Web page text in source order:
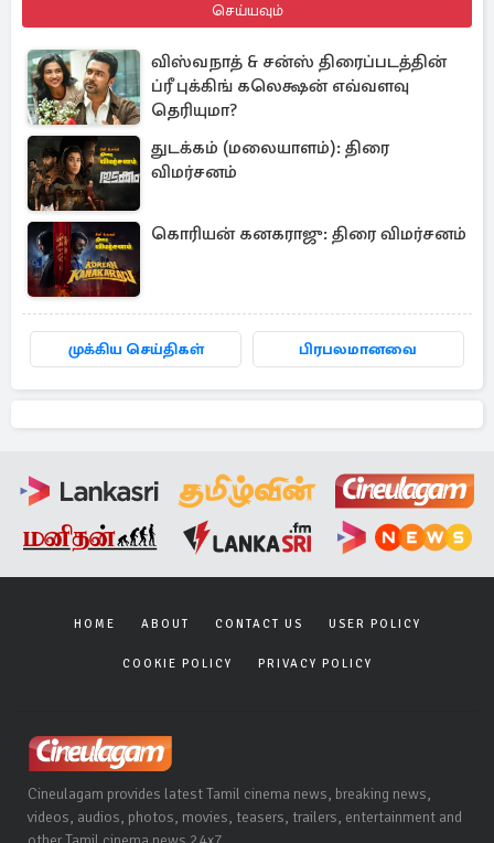
செய்யவும்
விஸ்வநாத் & சன்ஸ் திரைப்படத்தின்
ப்ரீ புக்கிங் கலெக்ஷன் எவ்வளவு
தெரியுமா?
துடக்கம் (மலையாளம்): திரை
விமர்சனம்
கொரியன் கனகராஜு: திரை விமர்சனம்
முக்கிய செய்திகள் பிரபலமானவை
HOME ABOUT CONTACT US USER POLICY
COOKIE POLICY PRIVACY POLICY
Cineulagam provides latest Tamil cinema news, breaking news,
videos, audios, photos, movies, teasers, trailers, entertainment and